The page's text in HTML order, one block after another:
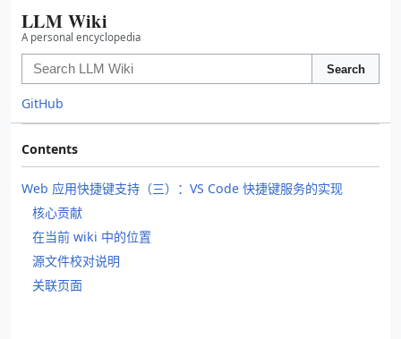
LLM Wiki
A personal encyclopedia
Search
GitHub
Contents
Web 应用快捷键支持（三）：VS Code 快捷键服务的实现
核心贡献
在当前 wiki 中的位置
源文件校对说明
关联页面